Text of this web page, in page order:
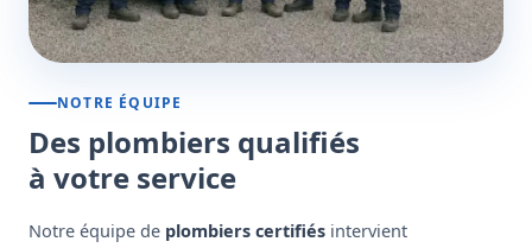
NOTRE ÉQUIPE
Des plombiers qualifiés
à votre service
Notre équipe de plombiers certifiés intervient